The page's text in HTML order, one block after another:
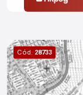
Cód. 28733